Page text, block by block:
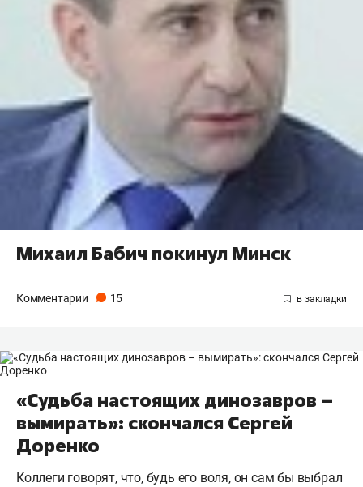
Михаил Бабич покинул Минск
Комментарии 15
«Судьба настоящих динозавров –
вымирать»: скончался Сергей
Доренко
Коллеги говорят, что, будь его воля, он сам бы выбрал